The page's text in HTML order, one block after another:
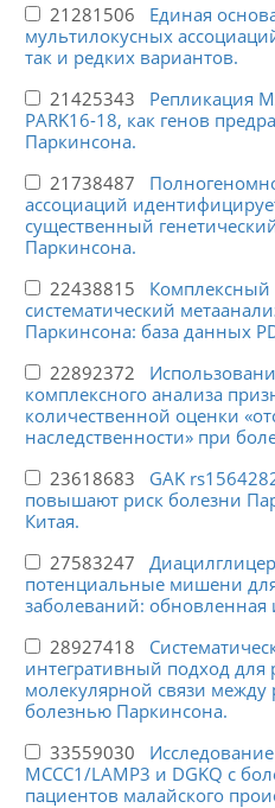
21281506 Единая
мультилокусных
так и редких вариантов.
21425343 Репликация
PARK16-18, как генов
Паркинсона.
21738487
ассоциаций
существенный
Паркинсона.
22438815 Комплексный
систематический
Паркинсона: база данных
22892372
комплексного анализа
количественной оценки
наследственности» при
23618683 GAK
повышают риск болезни
Китая.
27583247
потенциальные мишени
заболеваний:
28927418
интегративный подход
молекулярной связи между
болезнью Паркинсона.
33559030
MCCC1/LAMP3 и DGKQ с
пациентов малайского